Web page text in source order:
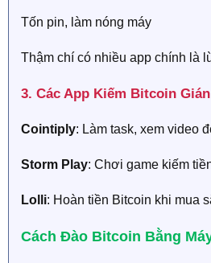
Tốn pin, làm nóng máy
Thậm chí có nhiều app chính là
3. Các App Kiếm Bitcoin
Cointiply: Làm task, xem video
Storm Play: Chơi game kiếm
Lolli: Hoàn tiền Bitcoin khi mua
Cách Đào Bitcoin Bằng